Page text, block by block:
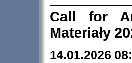
Call for
Materiały
14.01.2026